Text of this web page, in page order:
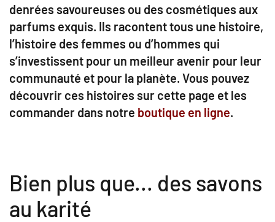
denrées savoureuses ou des cosmétiques aux
parfums exquis. Ils racontent tous une histoire,
l’histoire des femmes ou d’hommes qui
s’investissent pour un meilleur avenir pour leur
communauté et pour la planète. Vous pouvez
découvrir ces histoires sur cette page et les
commander dans notre boutique en ligne.
Bien plus que... des savons
au karité